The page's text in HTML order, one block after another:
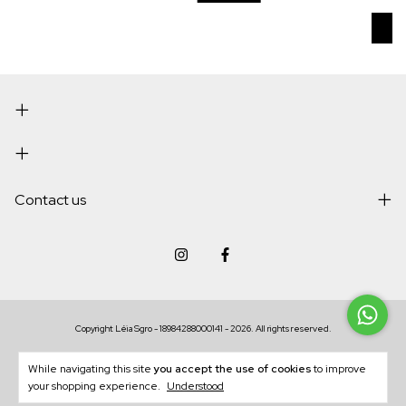
While navigating this siteyou accept the use of cookiesto improve
your shopping experience. Understood
Contact us
Copyright Léia Sgro - 18984288000141 - 2026. All rights reserved.